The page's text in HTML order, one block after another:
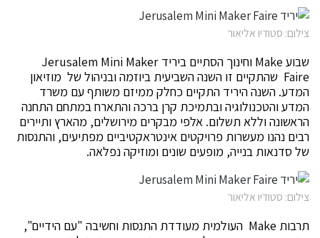
צילום: סטודיו אליאור
שבוע Make וחינוך הסתיים ביריד Jerusalem Mini Maker
Faire שהתקיים זו השנה השביעית ביוזמה ובניהול של מוזיאון
המדע. השנה היריד התקיים כחלק ממיזם משותף עם משרד
המדע והטכנולוגיה ובתמיכת קרן ברכה והתארח במתחם התחנה
הראשונה וללא תשלום. אלפי מבקרים מירושלים, מהארץ ותיירים
רבים נהנו מעשרות פרויקטים אינטראקטיביים מפתיעים, והתנסות
של סדנאות בנייה, מופעים שונים ומוזיקה נפלאה.
צילום: סטודיו אליאור
תרבות Make העולמית מעודדת התנסות וחשיבה "עם הידיים",